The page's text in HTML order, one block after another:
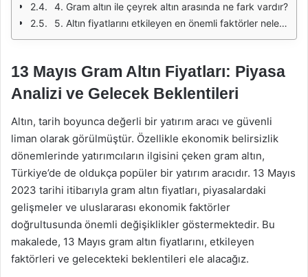
4. Gram altın ile çeyrek altın arasında ne fark vardır?
5. Altın fiyatlarını etkileyen en önemli faktörler nelerdir?
13 Mayıs Gram Altın Fiyatları: Piyasa
Analizi ve Gelecek Beklentileri
Altın, tarih boyunca değerli bir yatırım aracı ve güvenli
liman olarak görülmüştür. Özellikle ekonomik belirsizlik
dönemlerinde yatırımcıların ilgisini çeken gram altın,
Türkiye’de de oldukça popüler bir yatırım aracıdır. 13 Mayıs
2023 tarihi itibarıyla gram altın fiyatları, piyasalardaki
gelişmeler ve uluslararası ekonomik faktörler
doğrultusunda önemli değişiklikler göstermektedir. Bu
makalede, 13 Mayıs gram altın fiyatlarını, etkileyen
faktörleri ve gelecekteki beklentileri ele alacağız.